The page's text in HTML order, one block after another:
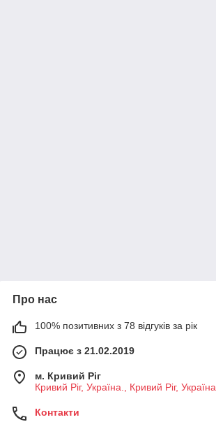
Про нас
100% позитивних з 78 відгуків за рік
Працює з 21.02.2019
м. Кривий Ріг
Кривий Ріг, Україна., Кривий Ріг, Україна
Контакти